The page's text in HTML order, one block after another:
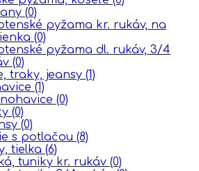
(0)
pyžama kr. rukáv, na
(0)
pyžama dl. rukáv, 3/4
(0)
traky, jeansy (1)
(1)
(0)
(0)
(0)
s potlačou (8)
tielka (6)
tuniky kr. rukáv (0)